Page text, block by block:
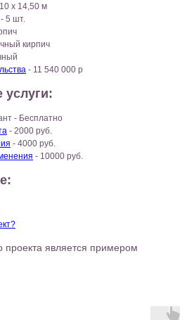
х 14,50 м
5 шт.
кирпич
- 11 540 000 р
- Бесплатно
- 2000 руб.
- 4000 руб.
- 10000 руб.
проекта является примером